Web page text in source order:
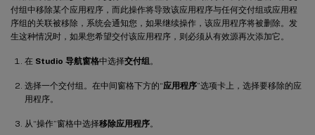
付组中移除某个应用程序，而此操作将导致该应用程序与任何交付组或应用程
序组的关联被移除，系统会通知您，如果继续操作，该应用程序将被删除。发
生这种情况时，如果您希望交付该应用程序，则必须从有效源再次添加它。
在 Studio 导航窗格中选择交付组 。
选择一个交付组。在中间窗格下方的“应用程序”选项卡上，选择要移除的应
用程序。
从“操作”窗格中选择移除应用程序。